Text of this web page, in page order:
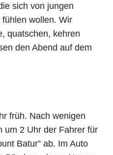
sich von jungen
wollen. Wir
quatschen, kehren
den Abend auf dem
früh. Nach wenigen
um 2 Uhr der Fahrer für
Batur” ab. Im Auto